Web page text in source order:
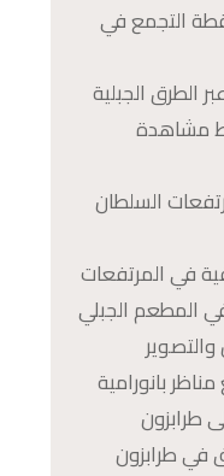
التجمع في
الطرق الجبلية
مشاهدة
السلطان
في المرتفعات
المطعم الجبلي
بانورامية
طرابزون
في طرابزون